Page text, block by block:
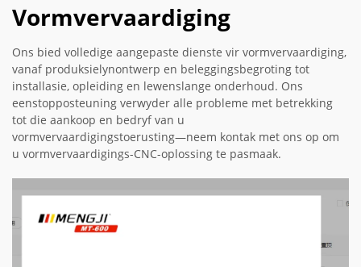
Vormvervaardiging
Ons bied volledige aangepaste dienste vir vormvervaardiging,
vanaf produksielynontwerp en beleggingsbegroting tot
installasie, opleiding en lewenslange onderhoud. Ons
eenstopposteuning verwyder alle probleme met betrekking
tot die aankoop en bedryf van u
vormvervaardigingstoerusting—neem kontak met ons op om
u vormvervaardigings-CNC-oplossing te pasmaak.